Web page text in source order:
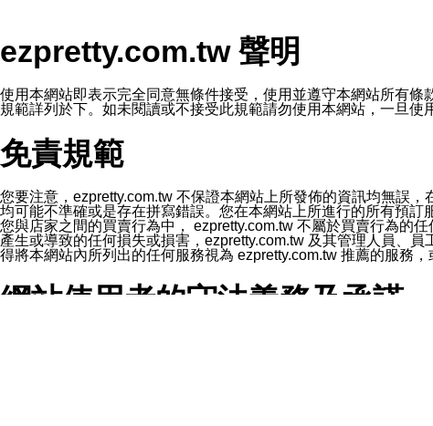
本公司/本服務將以通知型訊息傳送重要訊息給您。即使未加入
本公司/本服務傳送之通知型訊息以對您有效且重要的訊息為限
2.該 LINE 帳號已在 LINE APP 設定中，同意接收通知型訊息。
3.LINE 帳號未封鎖傳送訊息之 LINE 官方帳號。
欲變更通知型訊息的設定，操作如下：
1.點選「主頁」＞「設定」
2.點選「隱私設定」
3.點選「提供使用資料」
5.開關「接收LINE通知型訊息」
❗️關閉「接收通知型訊息」後，將不會接收到來自任何企業官方
ezpretty.com.tw 聲明
使用本網站即表示完全同意無條件接受，使用並遵守本網站所有
規範詳列於下。如未閱讀或不接受此規範請勿使用本網站，一旦使
免責規範
您要注意，ezpretty.com.tw 不保證本網站上所發佈的資訊均無誤
均可能不準確或是存在拼寫錯誤。您在本網站上所進行的所有預
您與店家之間的買賣行為中， ezpretty.com.tw 不屬於買賣行為的
產生或導致的任何損失或損害，ezpretty.com.tw 及其管理人員、
得將本網站內所列出的任何服務視為 ezpretty.com.tw 推薦的服務
網站使用者的守法義務及承諾